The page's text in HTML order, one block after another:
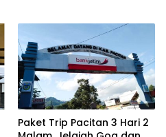
Paket Trip Pacitan 3 Hari 2